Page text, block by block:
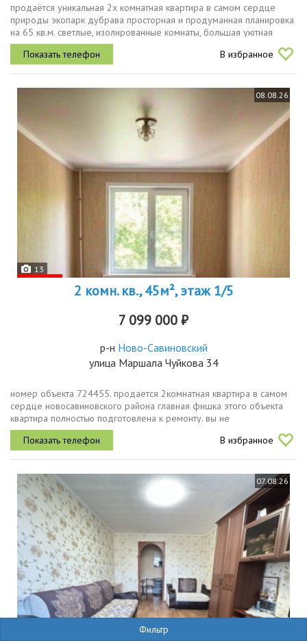
Фильтр
продаётся уникальная 2х комнатная квартира в самом сердце
природы экопарк дубрава просторная и продуманная планировка
на 65 кв.м. светлые, изолированные комнаты, большая уютная
кухня. огромные панорамные окна наполняют пространство
естественным...
В избранное
08.08.26
13
2 комн. кв., 45м², этаж 1/5
7 099 000 ₽
р-н Ново-Савиновский
улица Маршала Чуйкова 34
номер объекта 724455. продается 2комнатная квартира в самом
сердце новосавиновского района главная фишка этого объекта
квартира полностью подготовлена к ремонту. вы не
переплачиваете за чужие обои в цветочек и старую плитку.
проведен полный...
В избранное
07.08.26